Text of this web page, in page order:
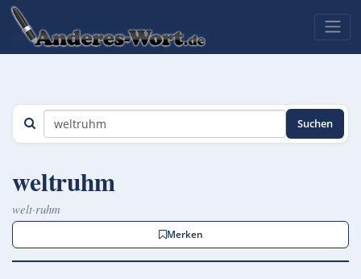
Suchen
weltruhm
welt·ruhm
Merken